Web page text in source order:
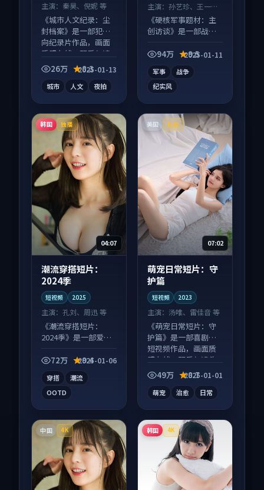
主演： 秦昊、倪妮 等
《城市人文纪录：尘
封档案》是一部犯罪
向纪录片作品，画面
质感在线，配乐与镜
头配合度高。
26万 8.3
2025-01-13
城市 人文 夜拍
主演：孙艺珍、王一博
等
《硬核军事题材：主
创访谈》是一部战争
成长为内核，情感戏
94万 9.5
2025-01-11
军事
战争
纪实风
韩国 独播
04:07
潮流穿搭短片：
2024季
短视频 2025
主演： 孔刘、周迅 等
《潮流穿搭短片：
2024季》是一部爱情
大屏端观看，细节更
72万 9.4
2025-01-06
穿搭
潮流
OOTD
美国 杜比
07:02
萌宠日常短片：守
护篇
短视频 2023
主演： 汤唯、雷佳音 等
《萌宠日常短片：守
护篇》是一部喜剧向
短视频作品，画面质
感在线，配乐与镜头
配合度高。
49万 8.7
2025-01-01
萌宠 治愈 日常
中国 4K 韩国 4K